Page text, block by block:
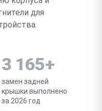
для
3 165+
замен задней
крышки выполнено
за 2026 год